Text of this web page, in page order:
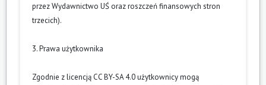
przez Wydawnictwo UŚ oraz roszczeń finansowych stron
trzecich).
3. Prawa użytkownika
Zgodnie z licencją CC BY-SA 4.0 użytkownicy mogą